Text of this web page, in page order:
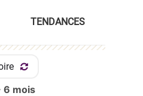
TENDANCES
6 mois